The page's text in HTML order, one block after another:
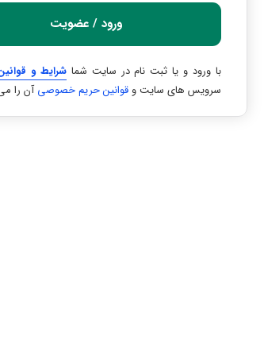
ورود / عضویت
با ورود و یا ثبت نام در سایت شماشرایط و
سرویس های سایت و قوانین حریم خصوصیآن را